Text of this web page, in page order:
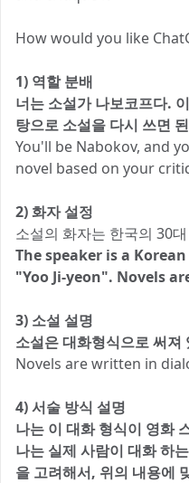
How would you like
1) 역할 분배
너는 소설가 나보코프다.
탕으로 소설을 다시 쓰면
You'll be Nabokov, and
novel based on your
2) 화자 설정
소설의 화자는 한국의 30
The speaker is a
"Yoo Ji-yeon". Novels
3) 소설 설명
소설은 대화형식으로 써져
Novels are written in
4) 서술 방식 설명
나는 이 대화 형식이 영화
나는 실제 사람이 대화 하
을 고려해서, 위의 내용에